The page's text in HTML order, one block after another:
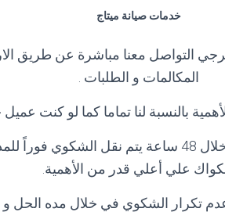
خدمات صيانة ميتاج
التواصل معنا مباشرة عن طريق
المكالمات و الطلبات .
بالنسبة لنا تماما كما لو كنت
و في حاله لم يتم حل مشكلتك في خلال 48 ساعة يتم نقل
علي أعلي قدر من الأهمية.